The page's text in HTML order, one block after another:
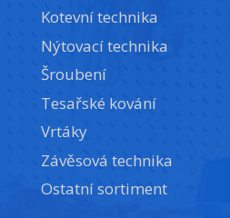
Kotevní technika
Nýtovací technika
Šroubení
Tesařské kování
Vrtáky
Závěsová technika
Ostatní sortiment